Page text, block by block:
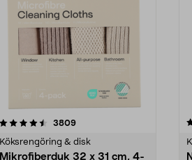
3809recensioner
Köksrengöring & disk
Mikrofiberduk 32 x 31 cm, 4-
4.0av 5 stjärnor